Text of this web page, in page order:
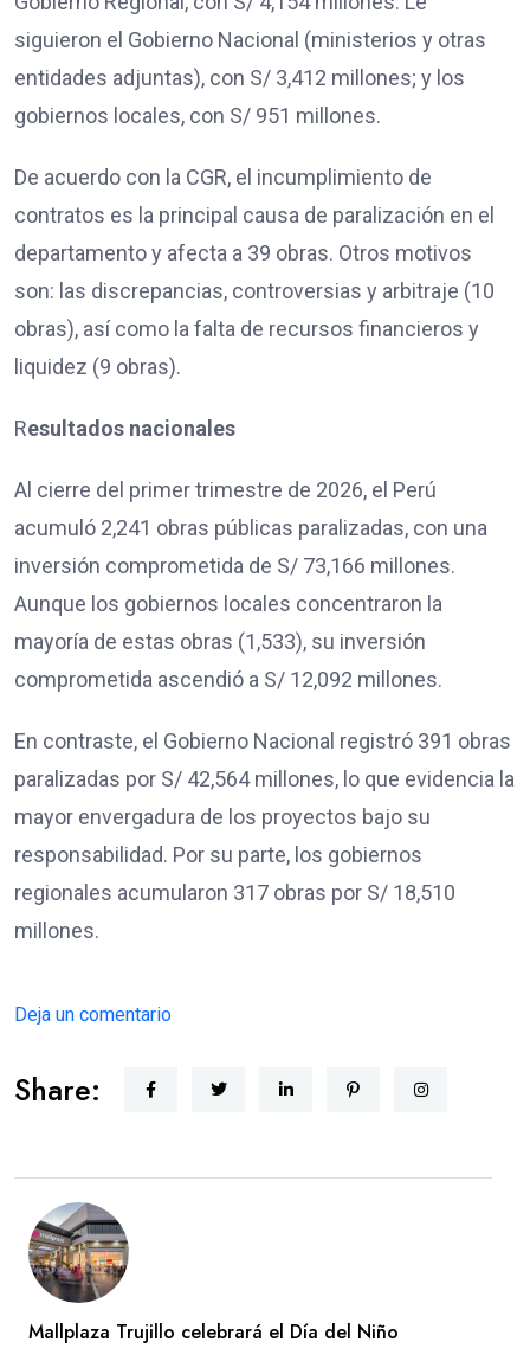
siguieron el Gobierno Nacional (ministerios y otras
entidades adjuntas), con S/ 3,412 millones; y los
gobiernos locales, con S/ 951 millones.
De acuerdo con la CGR, el incumplimiento de
contratos es la principal causa de paralización en el
departamento y afecta a 39 obras. Otros motivos
son: las discrepancias, controversias y arbitraje (10
obras), así como la falta de recursos financieros y
liquidez (9 obras).
Resultados nacionales
Al cierre del primer trimestre de 2026, el Perú
acumuló 2,241 obras públicas paralizadas, con una
inversión comprometida de S/ 73,166 millones.
Aunque los gobiernos locales concentraron la
mayoría de estas obras (1,533), su inversión
comprometida ascendió a S/ 12,092 millones.
En contraste, el Gobierno Nacional registró 391 obras
paralizadas por S/ 42,564 millones, lo que evidencia la
mayor envergadura de los proyectos bajo su
responsabilidad. Por su parte, los gobiernos
regionales acumularon 317 obras por S/ 18,510
millones.
Deja un comentario
Share:
Mallplaza Trujillo celebrará el Día del Niño